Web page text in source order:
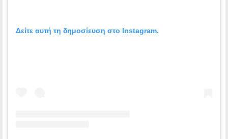
Δείτε αυτή τη δημοσίευση στο Instagram.